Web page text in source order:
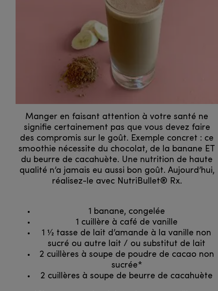
Manger en faisant attention à votre santé ne
signifie certainement pas que vous devez faire
des compromis sur le goût. Exemple concret : ce
smoothie nécessite du chocolat, de la banane ET
du beurre de cacahuète. Une nutrition de haute
qualité n’a jamais eu aussi bon goût. Aujourd’hui,
réalisez-le avec NutriBullet® Rx.
1 banane, congelée
1 cuillère à café de vanille
1 1⁄2 tasse de lait d’amande à la vanille non
sucré ou autre lait / ou substitut de lait
2 cuillères à soupe de poudre de cacao non
sucrée*
2 cuillères à soupe de beurre de cacahuète